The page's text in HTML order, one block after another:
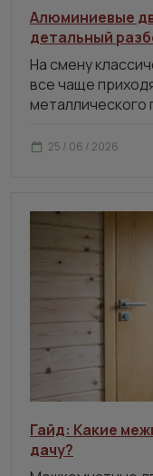
Алюминиевые
детальный
На смену
все чаще
металлического
25 / 06 / 2026
Гайд: Какие
дачу?